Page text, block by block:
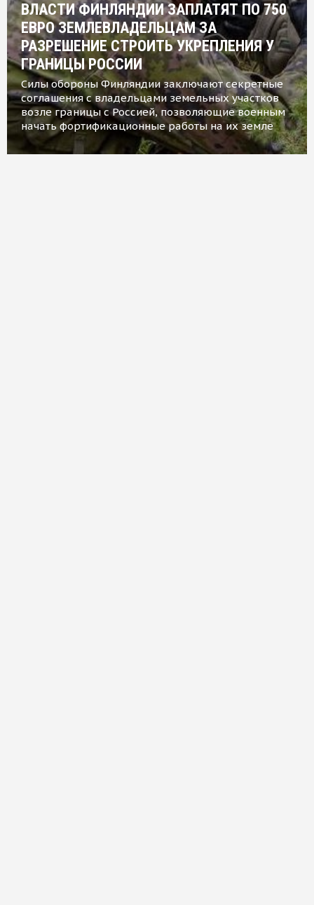
ВЛАСТИ ФИНЛЯНДИИ ЗАПЛАТЯТ ПО 750
ЕВРО ЗЕМЛЕВЛАДЕЛЬЦАМ ЗА
РАЗРЕШЕНИЕ СТРОИТЬ УКРЕПЛЕНИЯ У
ГРАНИЦЫ РОССИИ
Силы обороны Финляндии заключают секретные
соглашения с владельцами земельных участков
возле границы с Россией, позволяющие военным
начать фортификационные работы на их земле